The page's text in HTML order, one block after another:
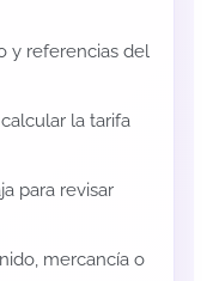
y referencias del
la tarifa
para revisar
mercancía o